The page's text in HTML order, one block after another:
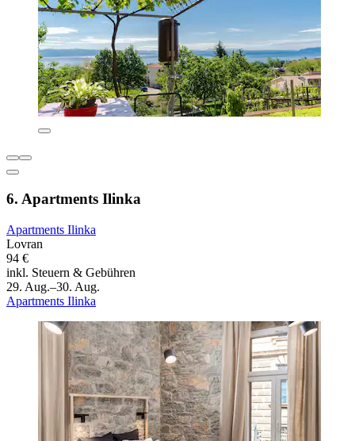
6. Apartments Ilinka
Apartments Ilinka
Lovran
94 €
inkl. Steuern & Gebühren
29. Aug.–30. Aug.
Apartments Ilinka